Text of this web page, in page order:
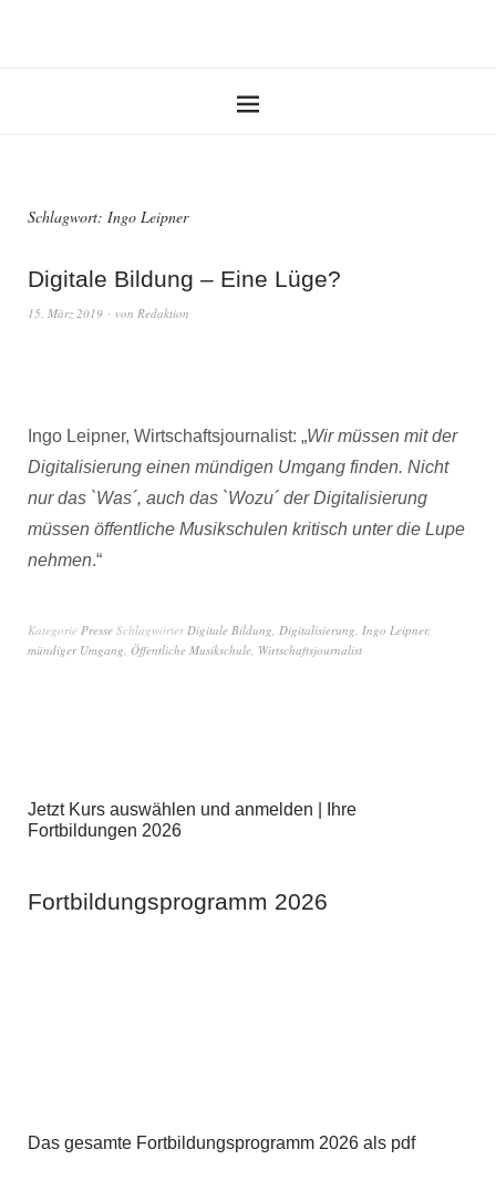
Schlagwort: Ingo Leipner
Digitale Bildung – Eine Lüge?
15. März 2019 von Redaktion
Ingo Leipner, Wirtschaftsjournalist: „Wir müssen mit der
Digitalisierung einen mündigen Umgang finden. Nicht
nur das `Was´, auch das `Wozu´ der Digitalisierung
müssen öffentliche Musikschulen kritisch unter die Lupe
nehmen.“
Kategorie Presse SchlagwörterDigitale Bildung, Digitalisierung, Ingo Leipner,
mündiger Umgang, Öffentliche Musikschule, Wirtschaftsjournalist
Jetzt Kurs auswählen und anmelden | Ihre
Fortbildungen 2026
Fortbildungsprogramm 2026
Das gesamte Fortbildungsprogramm 2026 als pdf